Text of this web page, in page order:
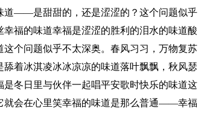
道——是甜甜的，还是涩涩的？这个问题似乎
福的味道幸福是涩涩的胜利的泪水的味道酸
个问题似乎不太深奥。春风习习，万物复苏
着冰淇凌冰冰凉凉的味道落叶飘飘，秋风瑟
冬日里与伙伴一起唱平安歌时快乐的味道这
会在心里笑幸福的味道是那么普通——幸福